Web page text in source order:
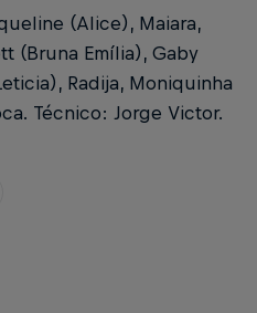
(Alice), Maiara,
(Bruna Emília), Gaby
Radija, Moniquinha
Técnico: Jorge Victor.